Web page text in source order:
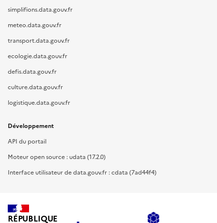
simplifions.data.gouv.fr
meteo.data.gouv.fr
transport.data.gouv.fr
ecologie.data.gouv.fr
defis.data.gouv.fr
culture.data.gouv.fr
logistique.data.gouv.fr
Développement
API du portail
Moteur open source : udata (17.2.0)
Interface utilisateur de data.gouv.fr : cdata (7ad44f4)
RÉPUBLIQUE